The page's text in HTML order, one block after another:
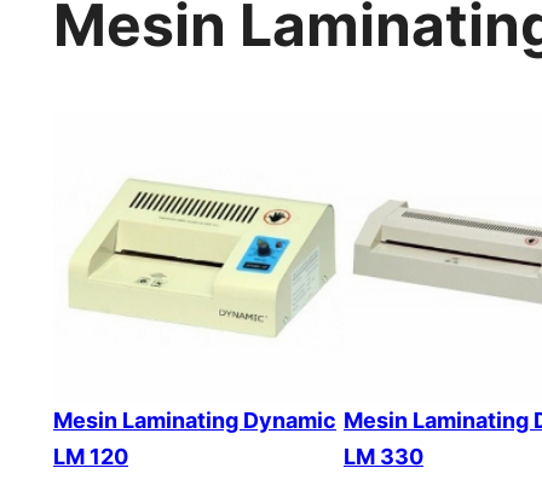
Mesin
Mesin Laminating Dynamic
LM 120
Mesin Laminating
LM 330